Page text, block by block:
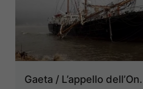
Gaeta / L’appello